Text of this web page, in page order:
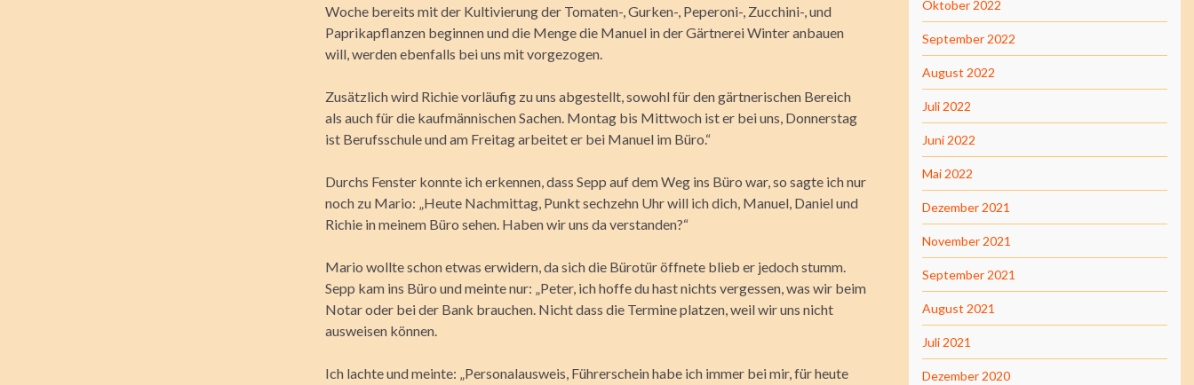
Woche bereits mit der Kultivierung der Tomaten-, Gurken-, Peperoni-, Zucchini-, und
Paprikapflanzen beginnen und die Menge die Manuel in der Gärtnerei Winter anbauen
will, werden ebenfalls bei uns mit vorgezogen.
Zusätzlich wird Richie vorläufig zu uns abgestellt, sowohl für den gärtnerischen Bereich
als auch für die kaufmännischen Sachen. Montag bis Mittwoch ist er bei uns, Donnerstag
ist Berufsschule und am Freitag arbeitet er bei Manuel im Büro.“
Durchs Fenster konnte ich erkennen, dass Sepp auf dem Weg ins Büro war, so sagte ich nur
noch zu Mario: „Heute Nachmittag, Punkt sechzehn Uhr will ich dich, Manuel, Daniel und
Richie in meinem Büro sehen. Haben wir uns da verstanden?“
Mario wollte schon etwas erwidern, da sich die Bürotür öffnete blieb er jedoch stumm.
Sepp kam ins Büro und meinte nur: „Peter, ich hoffe du hast nichts vergessen, was wir beim
Notar oder bei der Bank brauchen. Nicht dass die Termine platzen, weil wir uns nicht
ausweisen können.
Ich lachte und meinte: „Personalausweis, Führerschein habe ich immer bei mir, für heute
Oktober 2022
September 2022
August 2022
Juli 2022
Juni 2022
Mai 2022
Dezember 2021
November 2021
September 2021
August 2021
Juli 2021
Dezember 2020